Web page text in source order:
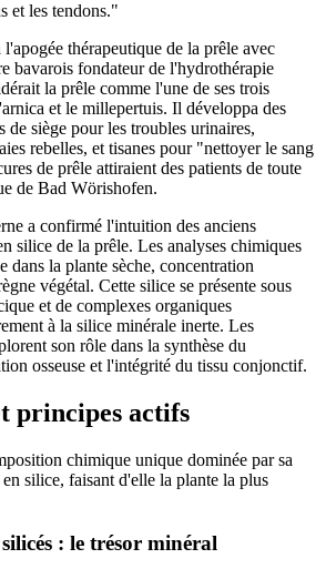
et les tendons."
thérapeutique de la prêle avec
bavarois fondateur de l'hydrothérapie
la prêle comme l'une de ses trois
et le millepertuis. Il développa des
de siège pour les troubles urinaires,
rebelles, et tisanes pour "nettoyer le sang
de prêle attiraient des patients de toute
de Bad Wörishofen.
a confirmé l'intuition des anciens
silice de la prêle. Les analyses chimiques
dans la plante sèche, concentration
végétal. Cette silice se présente sous
et de complexes organiques
à la silice minérale inerte. Les
son rôle dans la synthèse du
osseuse et l'intégrité du tissu conjonctif.
principes actifs
chimique unique dominée par sa
silice, faisant d'elle la plante la plus
: le trésor minéral